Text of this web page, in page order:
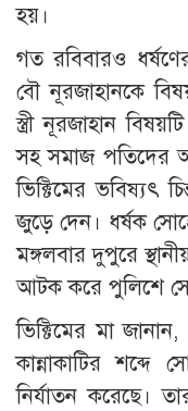
হয়।
গত রবিবারও
বৌ নূরজাহানকে
স্ত্রী নূরজাহান
সহ সমাজ পতিদের
ভিক্টিমের ভবিষ্যৎ
জুড়ে দেন। ধর্ষক
মঙ্গলবার দুপুরে
আটক করে পুলিশে
ভিক্টিমের মা
কান্নাকাটির শব্দে
নির্যাতন করেছে।